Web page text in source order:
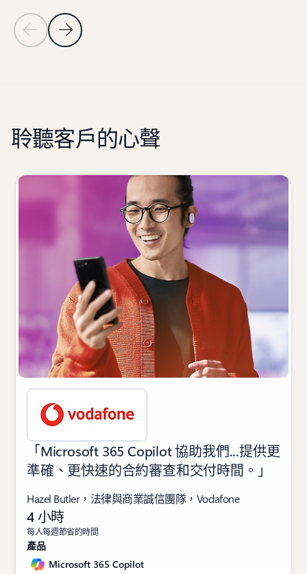
上一頁投影片下一頁投影片
聆聽客戶的心聲
顯示第 1 張投影片 (共 6 張)
「Microsoft 365 Copilot 協助我們...提供更
準確、更快速的合約審查和交付時間。」
Hazel Butler，法律與商業誠信團隊，Vodafone
4 小時
每人每週節省的時間
產品
Microsoft 365 Copilot